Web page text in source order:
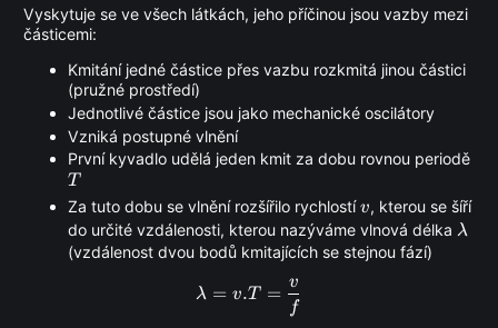
Vyskytuje se ve všech látkách, jeho příčinou jsou vazby mezi
částicemi:
Kmitání jedné částice přes vazbu rozkmitá jinou částici
(pružné prostředí)
Jednotlivé částice jsou jako mechanické oscilátory
Vzniká postupné vlnění
První kyvadlo udělá jeden kmit za dobu rovnou periodě
T
T
Za tuto dobu se vlnění rozšířilo rychlostív
v, kterou se šíří
do určité vzdálenosti, kterou nazýváme vlnová délka λ
(vzdálenost dvou bodů kmitajících se stejnou fází)
\lambda = v.T = \frac{v}{f}
λ = v.T =
f
v